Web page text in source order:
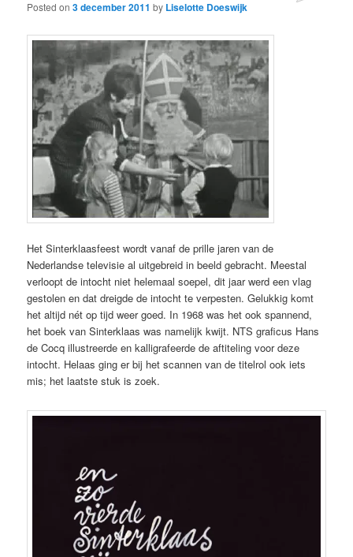
Posted on3 december 2011 by Liselotte Doeswijk
Het Sinterklaasfeest wordt vanaf de prille jaren van de
Nederlandse televisie al uitgebreid in beeld gebracht. Meestal
verloopt de intocht niet helemaal soepel, dit jaar werd een vlag
gestolen en dat dreigde de intocht te verpesten. Gelukkig komt
het altijd nét op tijd weer goed. In 1968 was het ook spannend,
het boek van Sinterklaas was namelijk kwijt. NTS graficus Hans
de Cocq illustreerde en kalligrafeerde de aftiteling voor deze
intocht. Helaas ging er bij het scannen van de titelrol ook iets
mis; het laatste stuk is zoek.